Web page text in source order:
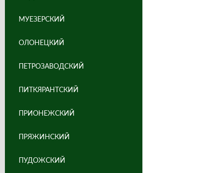
МУЕЗЕРСКИЙ
ОЛОНЕЦКИЙ
ПЕТРОЗАВОДСКИЙ
ПИТКЯРАНТСКИЙ
ПРИОНЕЖСКИЙ
ПРЯЖИНСКИЙ
ПУДОЖСКИЙ